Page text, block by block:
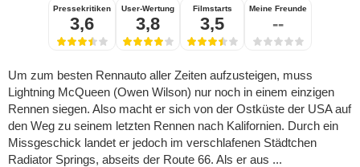
Pressekritiken
3,6
User-Wertung
3,8
Filmstarts
3,5
Meine Freunde
--
Um zum besten Rennauto aller Zeiten aufzusteigen, muss
Lightning McQueen (Owen Wilson) nur noch in einem einzigen
Rennen siegen. Also macht er sich von der Ostküste der USA auf
den Weg zu seinem letzten Rennen nach Kalifornien. Durch ein
Missgeschick landet er jedoch im verschlafenen Städtchen
Radiator Springs, abseits der Route 66. Als er aus ...